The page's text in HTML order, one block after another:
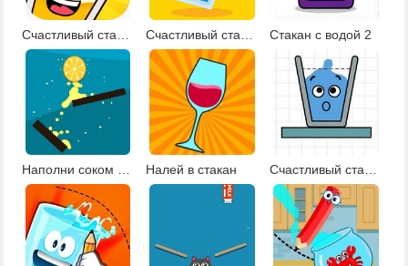
Стакан с водой 2
Налей в стакан